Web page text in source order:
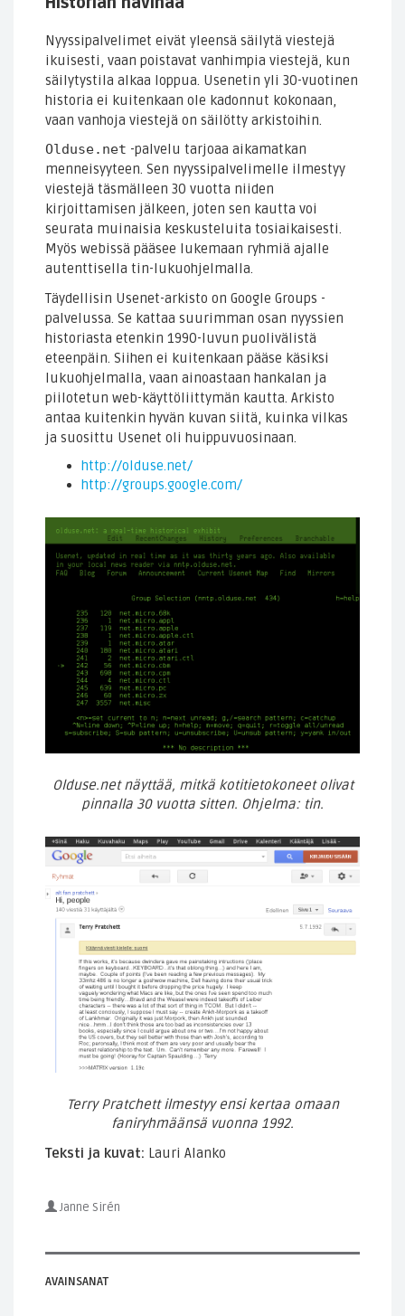
Nyyssipalvelimet eivät yleensä säilytä viestejä
ikuisesti, vaan poistavat vanhimpia viestejä, kun
säilytystila alkaa loppua. Usenetin yli 30-vuotinen
historia ei kuitenkaan ole kadonnut kokonaan,
vaan vanhoja viestejä on säilötty arkistoihin.
Olduse.net -palvelu tarjoaa aikamatkan
menneisyyteen. Sen nyyssipalvelimelle ilmestyy
viestejä täsmälleen 30 vuotta niiden
kirjoittamisen jälkeen, joten sen kautta voi
seurata muinaisia keskusteluita tosiaikaisesti.
Myös webissä pääsee lukemaan ryhmiä ajalle
autenttisella tin-lukuohjelmalla.
Täydellisin Usenet-arkisto on Google Groups -
palvelussa. Se kattaa suurimman osan nyyssien
historiasta etenkin 1990-luvun puolivälistä
eteenpäin. Siihen ei kuitenkaan pääse käsiksi
lukuohjelmalla, vaan ainoastaan hankalan ja
piilotetun web-käyttöliittymän kautta. Arkisto
antaa kuitenkin hyvän kuvan siitä, kuinka vilkas
ja suosittu Usenet oli huippuvuosinaan.
http://olduse.net/
http://groups.google.com/
Olduse.net näyttää, mitkä kotitietokoneet olivat
pinnalla 30 vuotta sitten. Ohjelma: tin.
Terry Pratchett ilmestyy ensi kertaa omaan
faniryhmäänsä vuonna 1992.
Teksti ja kuvat: Lauri Alanko
Janne Sirén
AVAINSANAT